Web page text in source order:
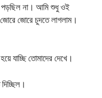
না। আমি শুধু ওই
জোরে চুদতে লাগলাম।
যাচ্ছি তোমাদের দেখে।